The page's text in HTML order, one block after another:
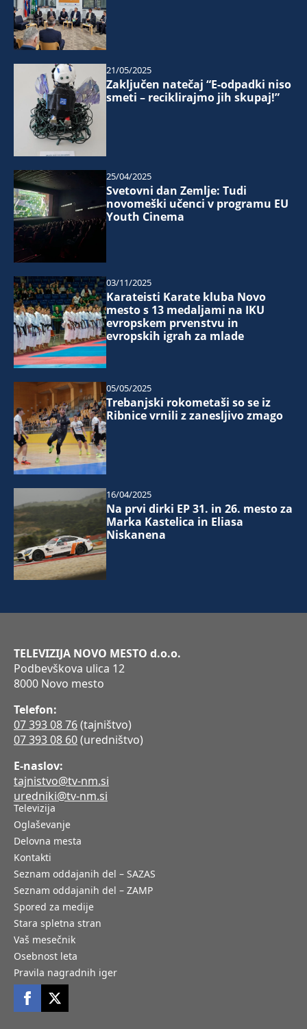
Zaključen natečaj “E-odpadki niso
smeti – reciklirajmo jih skupaj!”
21/05/2025
Svetovni dan Zemlje: Tudi
novomeški učenci v programu EU
Youth Cinema
25/04/2025
Karateisti Karate kluba Novo
mesto s 13 medaljami na IKU
evropskem prvenstvu in
evropskih igrah za mlade
03/11/2025
Trebanjski rokometaši so se iz
Ribnice vrnili z zanesljivo zmago
05/05/2025
Na prvi dirki EP 31. in 26. mesto za
Marka Kastelica in Eliasa
Niskanena
16/04/2025
TELEVIZIJA NOVO MESTO d.o.o.
Podbevškova ulica 12
8000 Novo mesto
Telefon:
07 393 08 76(tajništvo)
07 393 08 60(uredništvo)
E-naslov:
tajnistvo@tv-nm.si
uredniki@tv-nm.si
Televizija
Oglaševanje
Delovna mesta
Kontakti
Seznam oddajanih del – SAZAS
Seznam oddajanih del – ZAMP
Spored za medije
Stara spletna stran
Vaš mesečnik
Osebnost leta
Pravila nagradnih iger